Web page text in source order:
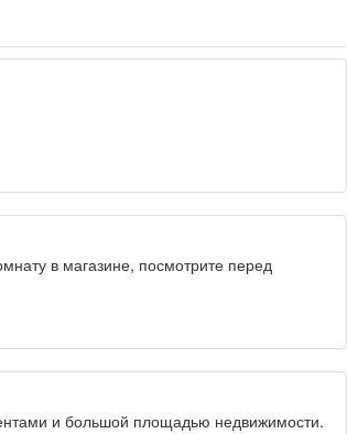
в магазине, посмотрите перед
и большой площадью недвижимости.